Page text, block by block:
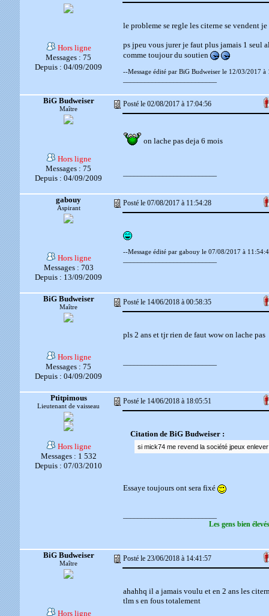
Hors ligne
Messages : 75
Depuis : 04/09/2009
le probleme se regle les citerne se vendent
ps jpeu vous jurer je faut plus jamais 1 seul
comme toujour du soutien
--Message édité par BiG Budweiser le 12/03/2017 à
BiG Budweiser
Maître
Posté le 02/08/2017 à 17:04:56
Hors ligne
Messages : 75
Depuis : 04/09/2009
on lache pas deja 6 mois
gabouy
Aspirant
Posté le 07/08/2017 à 11:54:28
Hors ligne
Messages : 703
Depuis : 13/09/2009
--Message édité par gabouy le 07/08/2017 à
BiG Budweiser
Maître
Posté le 14/06/2018 à 00:58:35
Hors ligne
Messages : 75
Depuis : 04/09/2009
pls 2 ans et tjr rien de faut wow on lache pas
Ptitpimous
Lieutenant de vaisseau
Posté le 14/06/2018 à 18:05:51
Hors ligne
Messages : 1 532
Depuis : 07/03/2010
Citation de BiG Budweiser :
si mick74 me revend la société jpeux
Essaye toujours ont sera fixé
Les gens bien
BiG Budweiser
Maître
Posté le 23/06/2018 à 14:41:57
Hors ligne
ahahhq il a jamais voulu et en 2 ans les
tlm s en fous totalement